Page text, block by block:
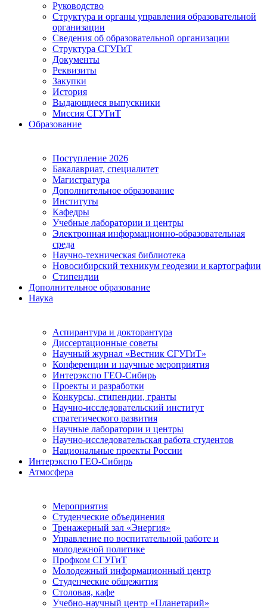
Руководство
Структура и органы управления образовательной
организации
Сведения об образовательной организации
Структура СГУГиТ
Документы
Реквизиты
Закупки
История
Выдающиеся выпускники
Миссия СГУГиТ
Образование
Поступление 2026
Бакалавриат, специалитет
Магистратура
Дополнительное образование
Институты
Кафедры
Учебные лаборатории и центры
Электронная информационно-образовательная
среда
Научно-техническая библиотека
Новосибирский техникум геодезии и картографии
Стипендии
Дополнительное образование
Наука
Аспирантура и докторантура
Диссертационные советы
Научный журнал «Вестник СГУГиТ»
Конференции и научные мероприятия
Интерэкспо ГЕО-Сибирь
Проекты и разработки
Конкурсы, стипендии, гранты
Научно-исследовательский институт
стратегического развития
Научные лаборатории и центры
Научно-исследовательская работа студентов
Национальные проекты России
Интерэкспо ГЕО-Сибирь
Атмосфера
Мероприятия
Студенческие объединения
Тренажерный зал «Энергия»
Управление по воспитательной работе и
молодежной политике
Профком СГУГиТ
Молодежный информационный центр
Студенческие общежития
Столовая, кафе
Учебно-научный центр «Планетарий»